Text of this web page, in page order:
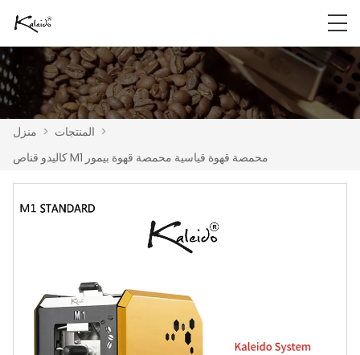
منزل > المنتجات >
كاليدو قناص M1 محمصة قهوة قياسية محمصة قهوة بيمور